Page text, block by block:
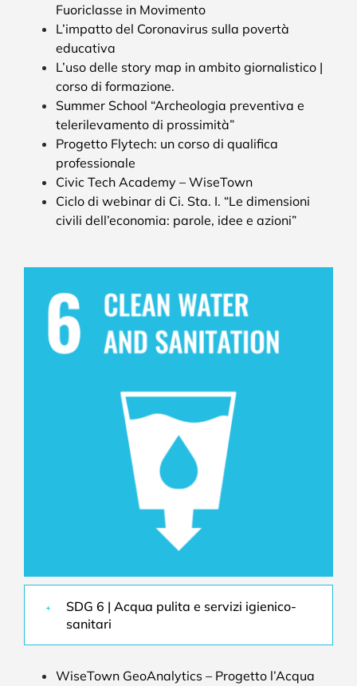
Fuoriclasse in Movimento
L’impatto del Coronavirus sulla povertà
educativa
L’uso delle story map in ambito giornalistico |
corso di formazione.
Summer School “Archeologia preventiva e
telerilevamento di prossimità”
Progetto Flytech: un corso di qualifica
professionale
Civic Tech Academy – WiseTown
Ciclo di webinar di Ci. Sta. I. “Le dimensioni
civili dell’economia: parole, idee e azioni”
SDG 6 | Acqua pulita e servizi igienico-
sanitari
WiseTown GeoAnalytics – Progetto l’Acqua